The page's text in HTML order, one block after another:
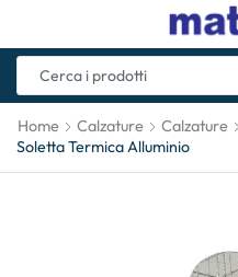
Home Calzature Calzature
Soletta Termica Alluminio